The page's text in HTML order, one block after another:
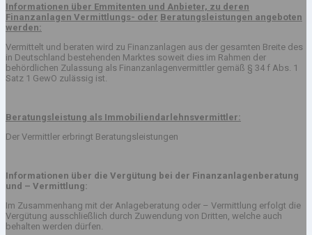
Informationen über Emmitenten und Anbieter, zu deren
Finanzanlagen Vermittlungs- oder Beratungsleistungen angeboten
werden:
Vermittelt und beraten wird zu Finanzanlagen aus der gesamten Breite des
in Deutschland bestehenden Marktes soweit dies im Rahmen der
behördlichen Zulassung als Finanzanlagenvermittler gemäß § 34 f Abs. 1
Satz 1 GewO zulässig ist.
Beratungsleistung als Immobiliendarlehnsvermittler:
Der Vermittler erbringt Beratungsleistungen
Informationen über die Vergütung bei der Finanzanlagenberatung
und – Vermittlung:
Im Zusammenhang mit der Anlageberatung oder – Vermittlung erfolgt die
Vergütung ausschließlich durch Zuwendung von Dritten, welche auch
behalten werden dürfen.